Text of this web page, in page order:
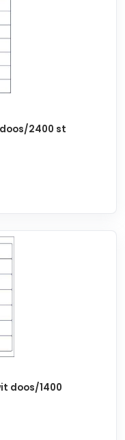
doos/2400 st
doos/1400